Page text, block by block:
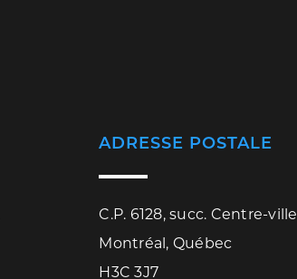
ADRESSE POSTALE
C.P. 6128, succ. Centre-ville
Montréal, Québec
H3C 3J7